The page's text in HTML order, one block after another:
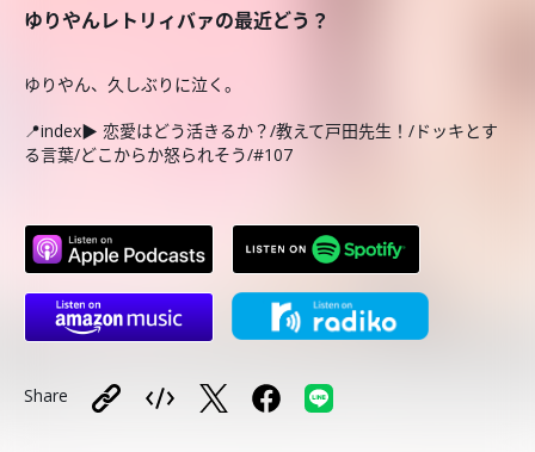
ゆりやんレトリィバァの最近どう？
ゆりやん、久しぶりに泣く。
📍index▶ 恋愛はどう活きるか？/教えて戸田先生！/ドッキとす
る言葉/どこからか怒られそう/#107
Share